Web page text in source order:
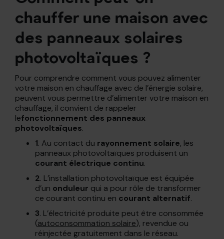
chauffer une maison avec
des panneaux solaires
photovoltaïques ?
Pour comprendre comment vous pouvez alimenter
votre maison en chauffage avec de l’énergie solaire,
peuvent vous permettre d’alimenter votre maison en
chauffage, il convient de rappeler
lefonctionnement des panneaux
photovoltaïques.
1. Au contact du rayonnement solaire, les
panneaux photovoltaïques produisent un
courant électrique continu.
2. L’installation photovoltaïque est équipée
d’un onduleur qui a pour rôle de transformer
ce courant continu en courant alternatif.
3. L’électricité produite peut être consommée
(autoconsommation solaire), revendue ou
réinjectée gratuitement dans le réseau.